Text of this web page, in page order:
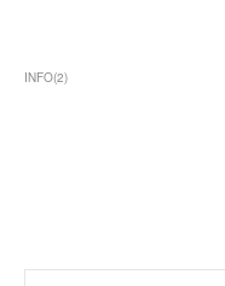
INFO(2)